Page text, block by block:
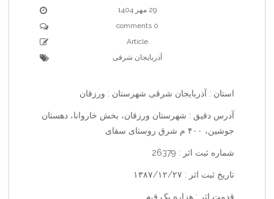
29 مهر 1404
0 comments
Article
آذربایجان شرقی
استان : آذربایجان شرقی شهرستان : ورزقان
آدرس دقیق : شهرستان ورزقان، بخش خاروانا، دهستان
جوشین، ۴۰۰ م شرق روستای سقای
شماره ثبت اثر : 26379
تاریخ ثبت اثر : ۱۳۸۷/۱۲/۲۷
قدمت اثر : هزاره یک ق‌م‌